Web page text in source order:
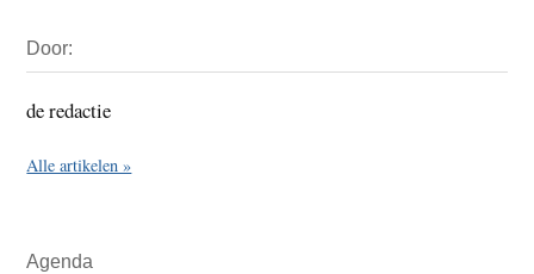
Sidebar
Door:
de redactie
Alle artikelen »
Agenda